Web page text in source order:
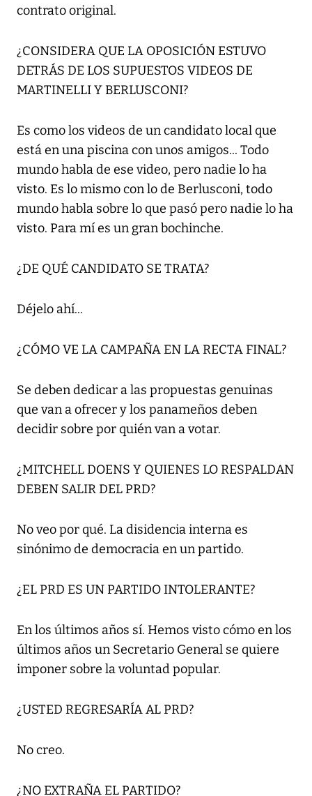
contrato original.
¿CONSIDERA QUE LA OPOSICIÓN ESTUVO
DETRÁS DE LOS SUPUESTOS VIDEOS DE
MARTINELLI Y BERLUSCONI?
Es como los videos de un candidato local que
está en una piscina con unos amigos... Todo
mundo habla de ese video, pero nadie lo ha
visto. Es lo mismo con lo de Berlusconi, todo
mundo habla sobre lo que pasó pero nadie lo ha
visto. Para mí es un gran bochinche.
¿DE QUÉ CANDIDATO SE TRATA?
Déjelo ahí...
¿CÓMO VE LA CAMPAÑA EN LA RECTA FINAL?
Se deben dedicar a las propuestas genuinas
que van a ofrecer y los panameños deben
decidir sobre por quién van a votar.
¿MITCHELL DOENS Y QUIENES LO RESPALDAN
DEBEN SALIR DEL PRD?
No veo por qué. La disidencia interna es
sinónimo de democracia en un partido.
¿EL PRD ES UN PARTIDO INTOLERANTE?
En los últimos años sí. Hemos visto cómo en los
últimos años un Secretario General se quiere
imponer sobre la voluntad popular.
¿USTED REGRESARÍA AL PRD?
No creo.
¿NO EXTRAÑA EL PARTIDO?